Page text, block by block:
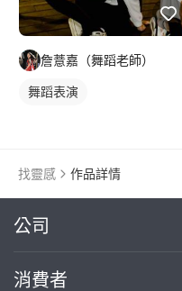
詹薏嘉（舞蹈老師）
舞蹈表演
找靈感 作品詳情
公司
關於我們
消費者
繼續完成